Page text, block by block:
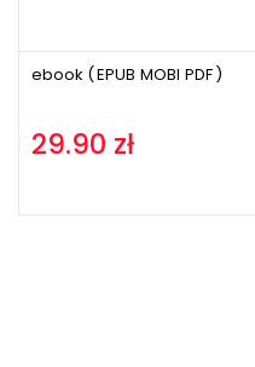
ebook (EPUB MOBI PDF)
29.90 zł